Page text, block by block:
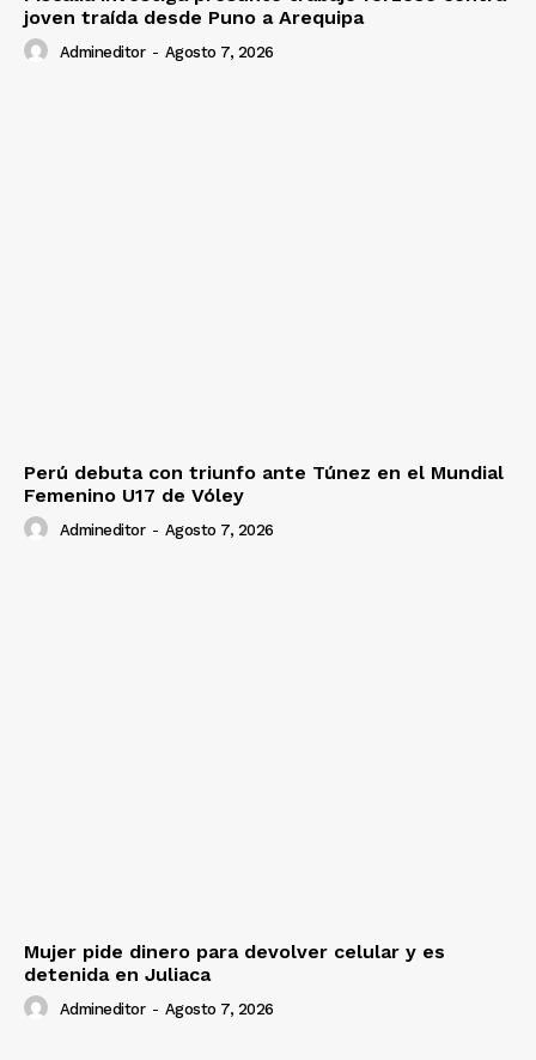
joven traída desde Puno a Arequipa
Admineditor - Agosto 7, 2026
Perú debuta con triunfo ante Túnez en el Mundial
Femenino U17 de Vóley
Admineditor - Agosto 7, 2026
Mujer pide dinero para devolver celular y es
detenida en Juliaca
Admineditor - Agosto 7, 2026